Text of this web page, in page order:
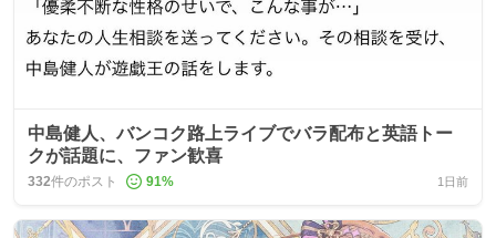
中島健人、バンコク路上ライブでバラ配布と英語トー
クが話題に、ファン歓喜
332件のポスト 91% 1日前